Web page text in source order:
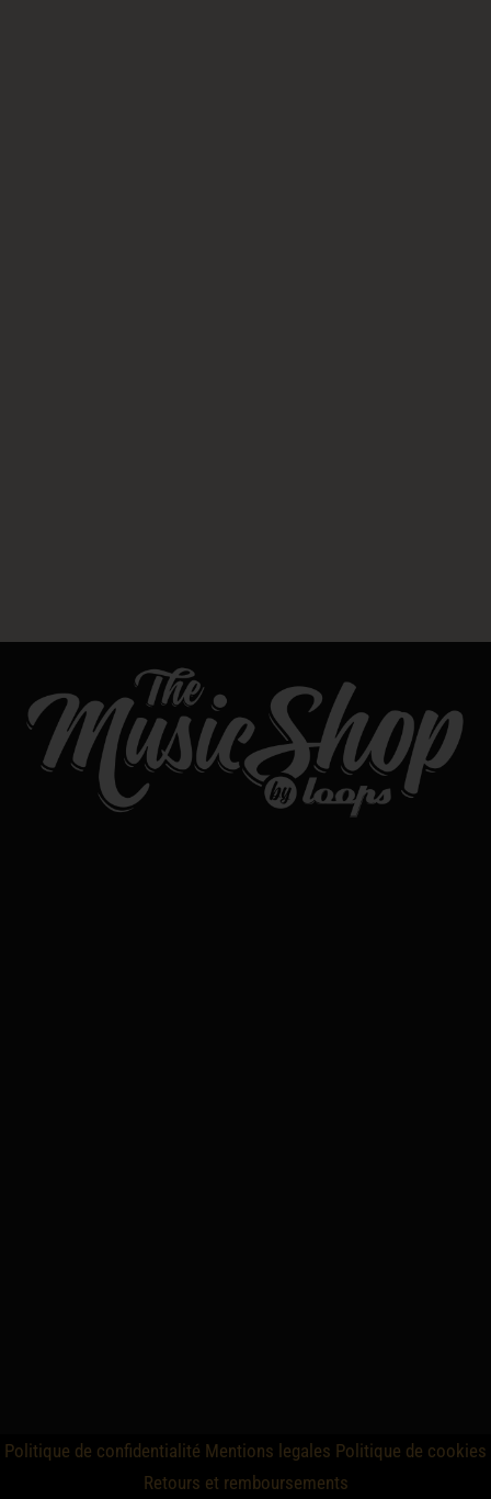
Politique de confidentialité Mentions legales Politique de cookies
Retours et remboursements